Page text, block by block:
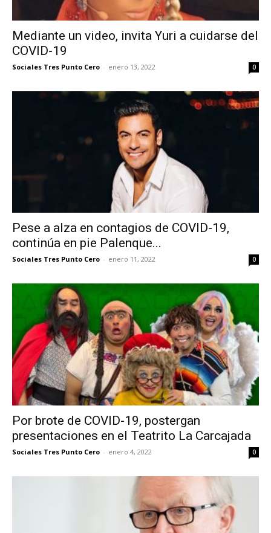
Mediante un video, invita Yuri a cuidarse del
COVID-19
Sociales Tres Punto Cero - enero 13, 2022 0
Pese a alza en contagios de COVID-19,
continúa en pie Palenque...
Sociales Tres Punto Cero - enero 11, 2022 0
Por brote de COVID-19, postergan
presentaciones en el Teatrito La Carcajada
Sociales Tres Punto Cero - enero 4, 2022 0